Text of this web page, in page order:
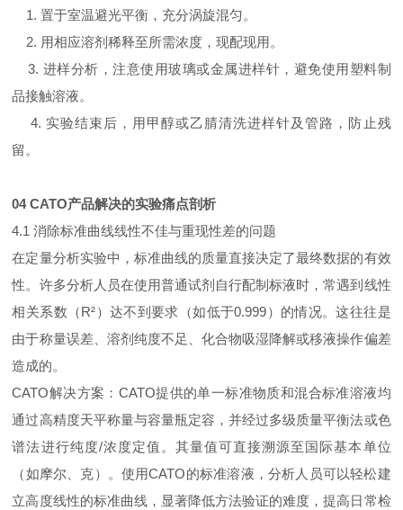
1. 置于室温避光平衡，充分涡旋混匀。
2. 用相应溶剂稀释至所需浓度，现配现用。
3. 进样分析，注意使用玻璃或金属进样针，避免使用塑料制
品接触溶液。
4. 实验结束后，用甲醇或乙腈清洗进样针及管路，防止残
留。
04 CATO产品解决的实验痛点剖析
4.1 消除标准曲线线性不佳与重现性差的问题
在定量分析实验中，标准曲线的质量直接决定了最终数据的有效
性。许多分析人员在使用普通试剂自行配制标液时，常遇到线性
相关系数（R²）达不到要求（如低于0.999）的情况。这往往是
由于称量误差、溶剂纯度不足、化合物吸湿降解或移液操作偏差
造成的。
CATO解决方案：CATO提供的单一标准物质和混合标准溶液均
通过高精度天平称量与容量瓶定容，并经过多级质量平衡法或色
谱法进行纯度/浓度定值。其量值可直接溯源至国际基本单位
（如摩尔、克）。使用CATO的标准溶液，分析人员可以轻松建
立高度线性的标准曲线，显著降低方法验证的难度，提高日常检